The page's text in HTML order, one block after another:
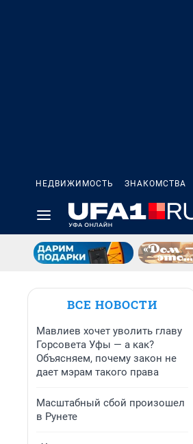
НЕДВИЖИМОСТЬ ЗНАКОМСТВА
ВСЕ НОВОСТИ
Мавлиев хочет уволить главу
Горсовета Уфы — а как?
Объясняем, почему закон не
дает мэрам такого права
Масштабный сбой произошел
в Рунете